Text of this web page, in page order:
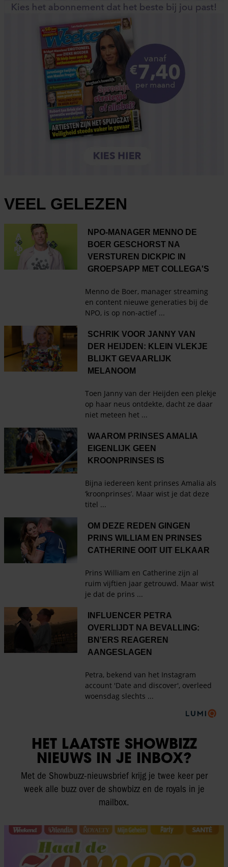
HET LAATSTE SHOWBIZZ
NIEUWS IN JE INBOX?
Met de Showbuzz-nieuwsbrief krijg je twee keer per
week alle buzz over de showbizz en de royals in je
mailbox.